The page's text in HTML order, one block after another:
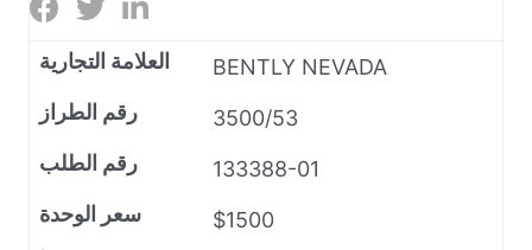
العلامة التجارية
BENTLY NEVADA
رقم الطراز
3500/53
رقم الطلب
133388-01
سعر الوحدة
$1500